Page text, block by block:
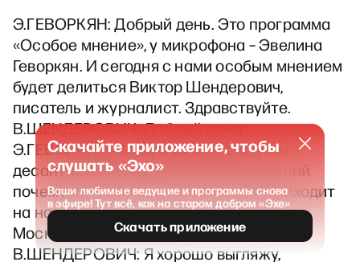
Э.ГЕВОРКЯН: Добрый день. Это программа
«Особое мнение», у микрофона – Эвелина
Геворкян. И сегодня с нами особым мнением
будет делиться Виктор Шендерович,
писатель и журналист. Здравствуйте.
В.ШЕНДЕРОВИЧ: Добрый вечер.
Э.ГЕВОРКЯН: Поздравляю вас с днем
десантника. Очень много поздравлений
почему-то именно вам в этот день приходит
на наш интернет-портал, на сайт «Эха
Москвы».
В.ШЕНДЕРОВИЧ: Я хорошо выгляжу,
Скачайте приложение, чтобы
слушать «Эхо»
Ваши любимые ведущие и программы снова
в эфире! Тут всё, как на старом добром «Эхе»
Скачать приложение